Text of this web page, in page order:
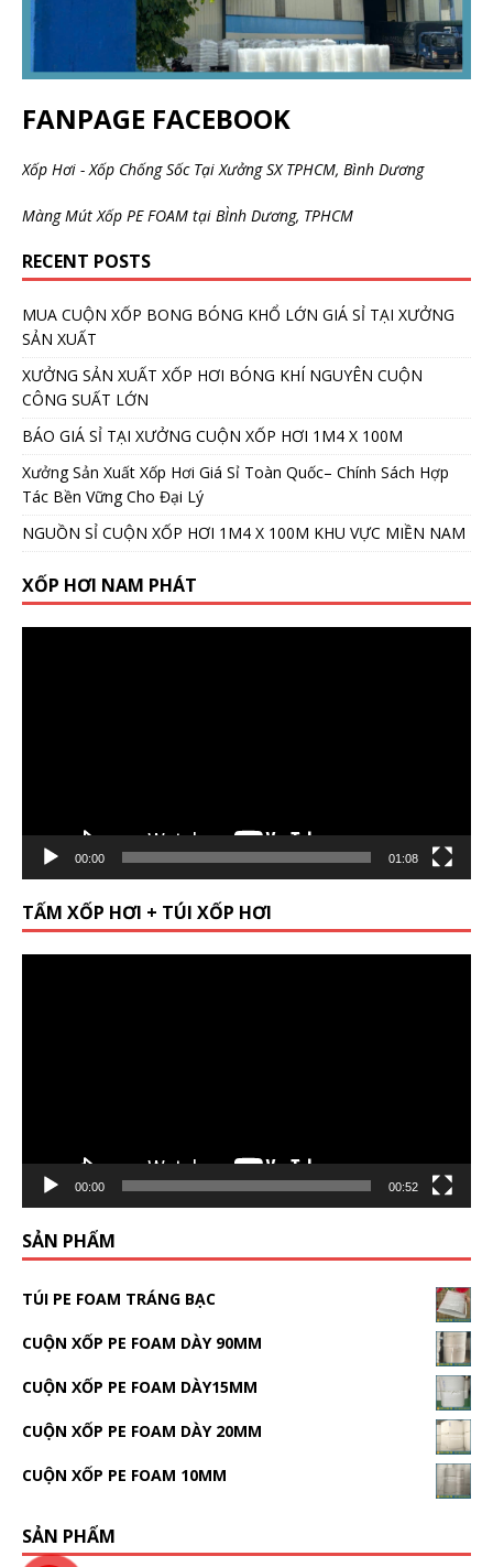
FANPAGE FACEBOOK
Xốp Hơi - Xốp Chống Sốc Tại Xưởng SX TPHCM, Bình Dương
Màng Mút Xốp PE FOAM tại BÌnh Dương, TPHCM
RECENT POSTS
MUA CUỘN XỐP BONG BÓNG KHỔ LỚN GIÁ SỈ TẠI XƯỞNG
SẢN XUẤT
XƯỞNG SẢN XUẤT XỐP HƠI BÓNG KHÍ NGUYÊN CUỘN
CÔNG SUẤT LỚN
BÁO GIÁ SỈ TẠI XƯỞNG CUỘN XỐP HƠI 1M4 X 100M
Xưởng Sản Xuất Xốp Hơi Giá Sỉ Toàn Quốc– Chính Sách Hợp
Tác Bền Vững Cho Đại Lý
NGUỒN SỈ CUỘN XỐP HƠI 1M4 X 100M KHU VỰC MIỀN NAM
XỐP HƠI NAM PHÁT
00:00 01:08
TẤM XỐP HƠI + TÚI XỐP HƠI
00:00 00:52
SẢN PHẨM
TÚI PE FOAM TRÁNG BẠC
CUỘN XỐP PE FOAM DÀY 90MM
CUỘN XỐP PE FOAM DÀY15MM
CUỘN XỐP PE FOAM DÀY 20MM
CUỘN XỐP PE FOAM 10MM
SẢN PHẨM